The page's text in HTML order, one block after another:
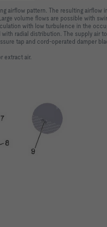
airflow pattern. The resulting
volume flows are possible with
with low turbulence in the
radial distribution. The supply air
tap and cord-operated damper
extract air.